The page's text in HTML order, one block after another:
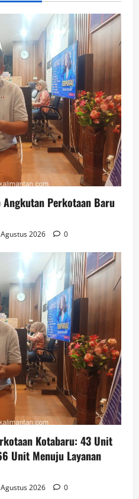
Angkutan Perkotaan Baru
2026 0
Kotabaru: 43 Unit
Unit Menuju Layanan
2026 0